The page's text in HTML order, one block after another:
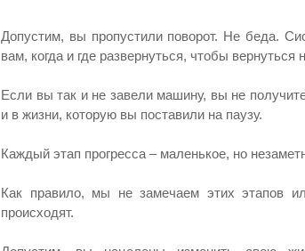
Допустим, вы пропустили поворот. Не беда.
вам, когда и где развернуться, чтобы вернуться
Если вы так и не завели машину, вы не
и в жизни, которую вы поставили на паузу.
Каждый этап прогресса – маленькое, но
Как правило, мы не замечаем этих этапов
происходят.